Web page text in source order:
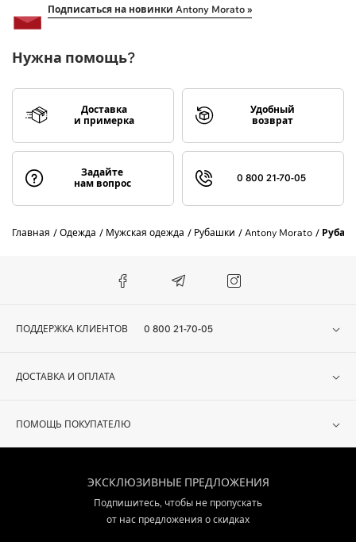
Подписаться на новинки Antony Morato »
Нужна помощь?
Доставка
и примерка
Удобный
возврат
Задайте
нам вопрос
0 800 21-70-05
Главная Одежда Мужская одежда Рубашки Antony Morato
ПОДДЕРЖКА КЛИЕНТОВ 0 800 21-70-05
ДОСТАВКА И ОПЛАТА
ПОМОЩЬ ПОКУПАТЕЛЮ
ЭКСКЛЮЗИВНЫЕ ПРЕДЛОЖЕНИЯ
Подпишитесь, чтобы не пропускать
от нас предложения о скидках